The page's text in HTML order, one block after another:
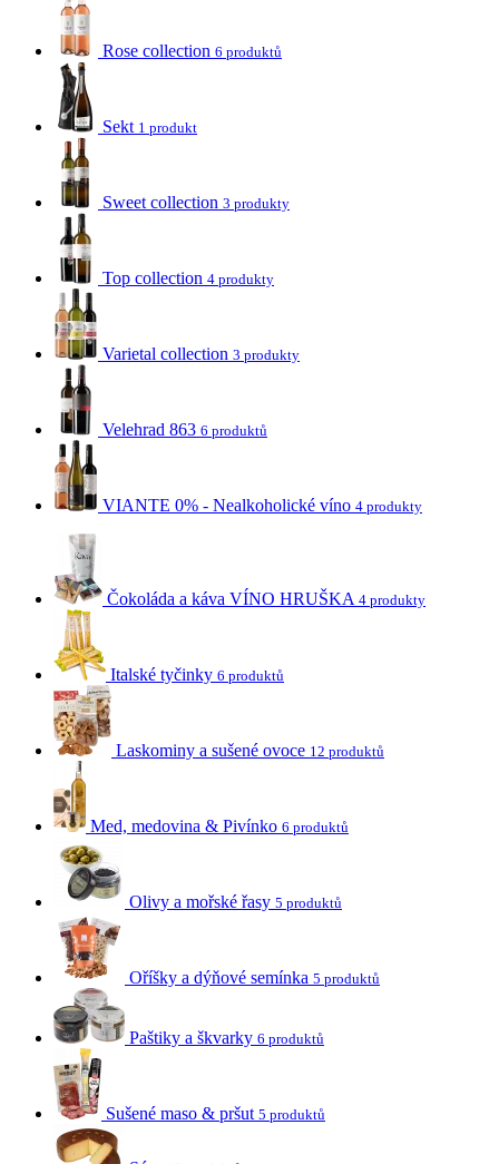
Rose collection 6 produktů
Sekt 1 produkt
Sweet collection 3 produkty
Top collection 4 produkty
Varietal collection 3 produkty
Velehrad 863 6 produktů
VIANTE 0% - Nealkoholické víno 4 produkty
Čokoláda a káva VÍNO HRUŠKA 4 produkty
Italské tyčinky 6 produktů
Laskominy a sušené ovoce 12 produktů
Med, medovina & Pivínko 6 produktů
Olivy a mořské řasy 5 produktů
Oříšky a dýňové semínka 5 produktů
Paštiky a škvarky 6 produktů
Sušené maso & pršut 5 produktů